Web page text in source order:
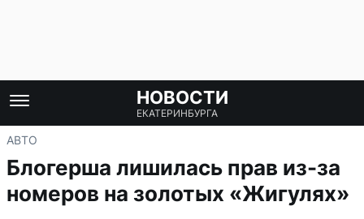
НОВОСТИ
ЕКАТЕРИНБУРГА
АВТО
Блогерша лишилась прав из-за
номеров на золотых «Жигулях»